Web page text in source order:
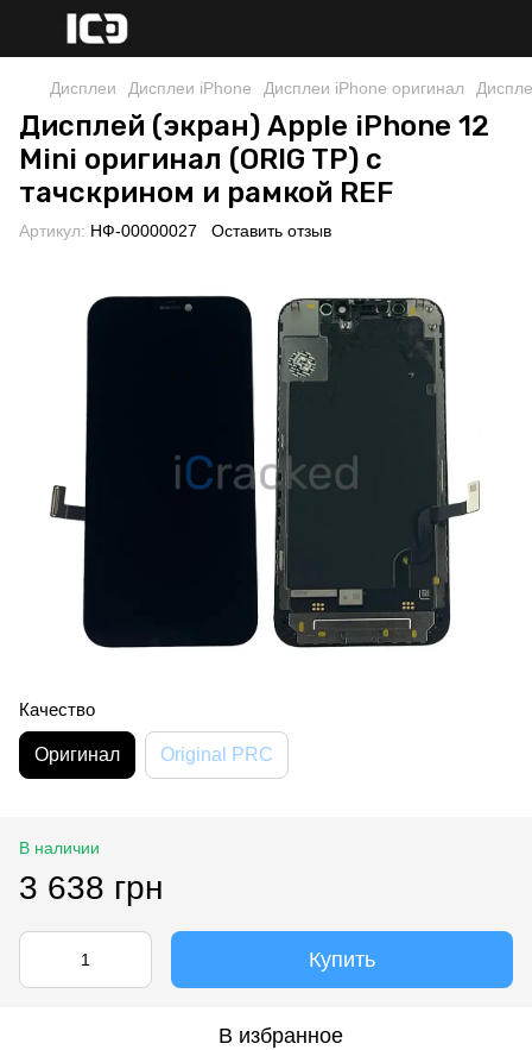
Дисплеи Дисплеи iPhone Дисплеи iPhone оригинал
Дисплей (экран) Apple iPhone 12
Mini оригинал (ORIG TP) с
тачскрином и рамкой REF
Артикул: НФ-00000027 Оставить отзыв
Качество
Оригинал Original PRC
В наличии
3 638 грн
Купить
В избранное